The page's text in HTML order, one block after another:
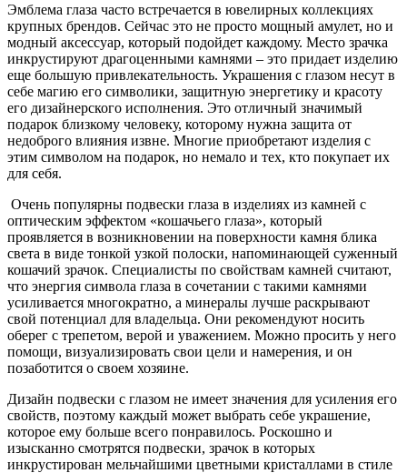
Эмблема глаза часто встречается в ювелирных коллекциях
крупных брендов. Сейчас это не просто мощный амулет, но и
модный аксессуар, который подойдет каждому. Место зрачка
инкрустируют драгоценными камнями – это придает изделию
еще большую привлекательность. Украшения с глазом несут в
себе магию его символики, защитную энергетику и красоту
его дизайнерского исполнения. Это отличный значимый
подарок близкому человеку, которому нужна защита от
недоброго влияния извне. Многие приобретают изделия с
этим символом на подарок, но немало и тех, кто покупает их
для себя.
Очень популярны подвески глаза в изделиях из камней с
оптическим эффектом «кошачьего глаза», который
проявляется в возникновении на поверхности камня блика
света в виде тонкой узкой полоски, напоминающей суженный
кошачий зрачок. Специалисты по свойствам камней считают,
что энергия символа глаза в сочетании с такими камнями
усиливается многократно, а минералы лучше раскрывают
свой потенциал для владельца. Они рекомендуют носить
оберег с трепетом, верой и уважением. Можно просить у него
помощи, визуализировать свои цели и намерения, и он
позаботится о своем хозяине.
Дизайн подвески с глазом не имеет значения для усиления его
свойств, поэтому каждый может выбрать себе украшение,
которое ему больше всего понравилось. Роскошно и
изысканно смотрятся подвески, зрачок в которых
инкрустирован мельчайшими цветными кристаллами в стиле